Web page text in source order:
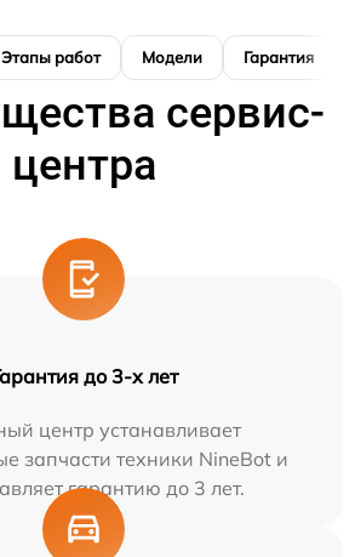
Этапы работ Модели Гарантия
сервис-
центра
до 3-х лет
центр устанавливает
запчасти техники NineBot и
гарантию до 3 лет.